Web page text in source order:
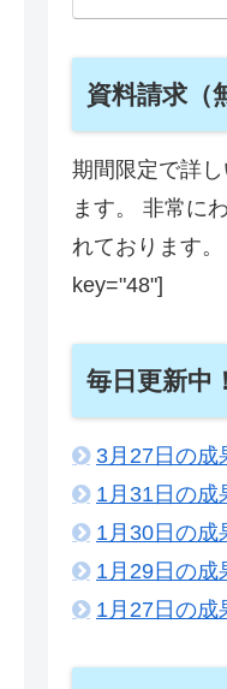
資料請求（
期間限定で詳
ます。 非常に
れております
key="48"]
毎日更新中！
3月27日の成
1月31日の成
1月30日の成
1月29日の成
1月27日の成